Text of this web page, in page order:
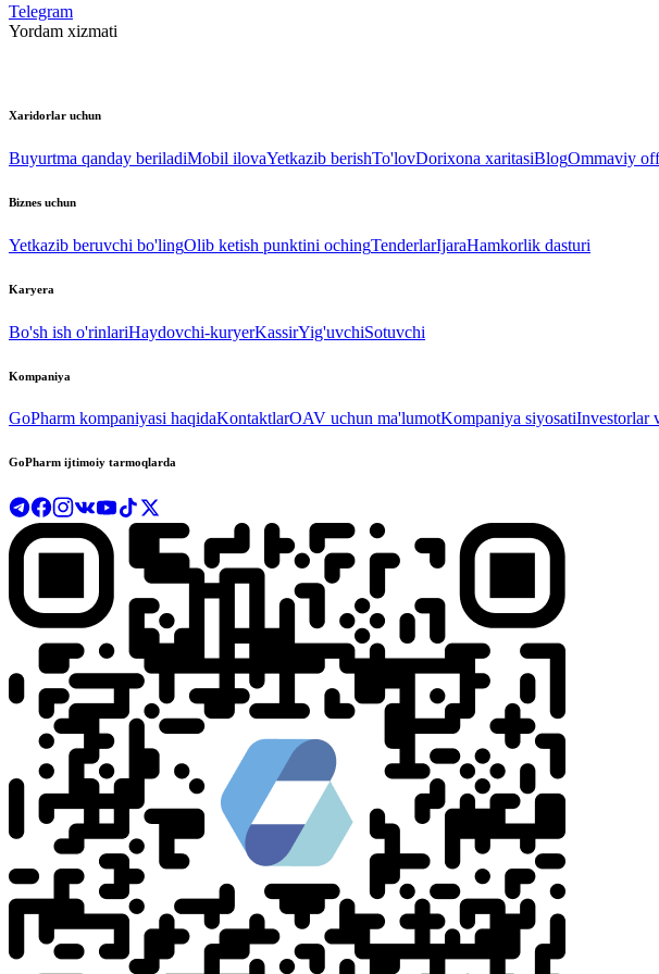
Telegram
Yordam xizmati
Xaridorlar uchun
Buyurtma qanday beriladiMobil ilovaYetkazib berishTo'lovDorixona xaritasiBlogOmmaviy
Biznes uchun
Yetkazib beruvchi bo'lingOlib ketish punktini ochingTenderlarIjaraHamkorlik dasturi
Karyera
Bo'sh ish o'rinlariHaydovchi-kuryerKassirYig'uvchiSotuvchi
Kompaniya
GoPharm kompaniyasi haqidaKontaktlarOAV uchun ma'lumotKompaniya siyosatiInvestorlar
GoPharm ijtimoiy tarmoqlarda